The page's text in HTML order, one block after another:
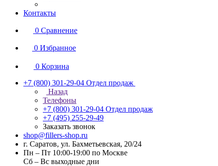
Контакты
0 Сравнение
0 Избранное
0 Корзина
+7 (800) 301-29-04 Отдел продаж
Назад
Телефоны
+7 (800) 301-29-04 Отдел продаж
+7 (495) 255-29-49
Заказать звонок
shop@fillers-shop.ru
г. Саратов, ул. Бахметьевская, 20/24
Пн – Пт 10:00-19:00 по Москве
Сб – Вс выходные дни